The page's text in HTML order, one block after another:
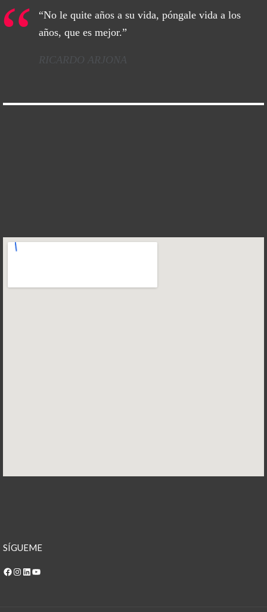
“No le quite años a su vida, póngale vida a los
años, que es mejor.”
RICARDO ARJONA
SÍGUEME
Facebook
Instagram
LinkedIn
YouTube